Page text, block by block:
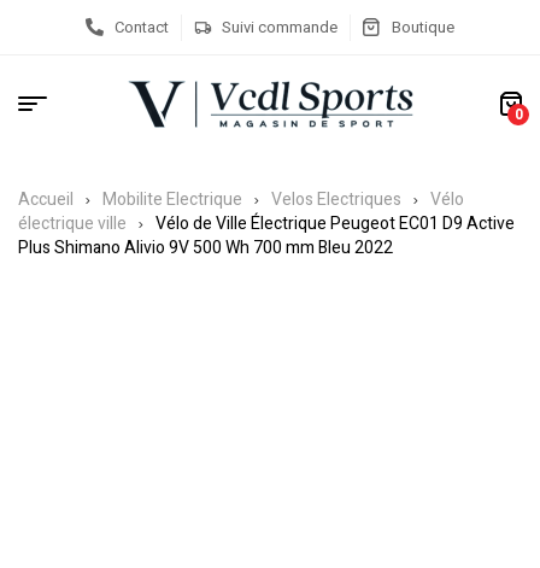
Contact Suivi commande Boutique
0
Accueil Mobilite Electrique Velos Electriques
Vélo
électrique ville
Vélo de Ville Électrique Peugeot EC01 D9 Active
Plus Shimano Alivio 9V 500 Wh 700 mm Bleu 2022